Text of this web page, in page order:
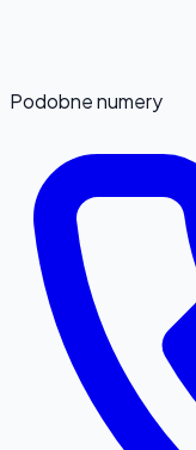
Podobne numery